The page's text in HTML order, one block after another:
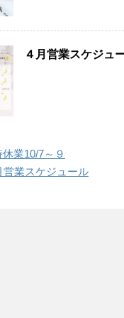
４月営業スケジュ
業10/7～９
営業スケジュール